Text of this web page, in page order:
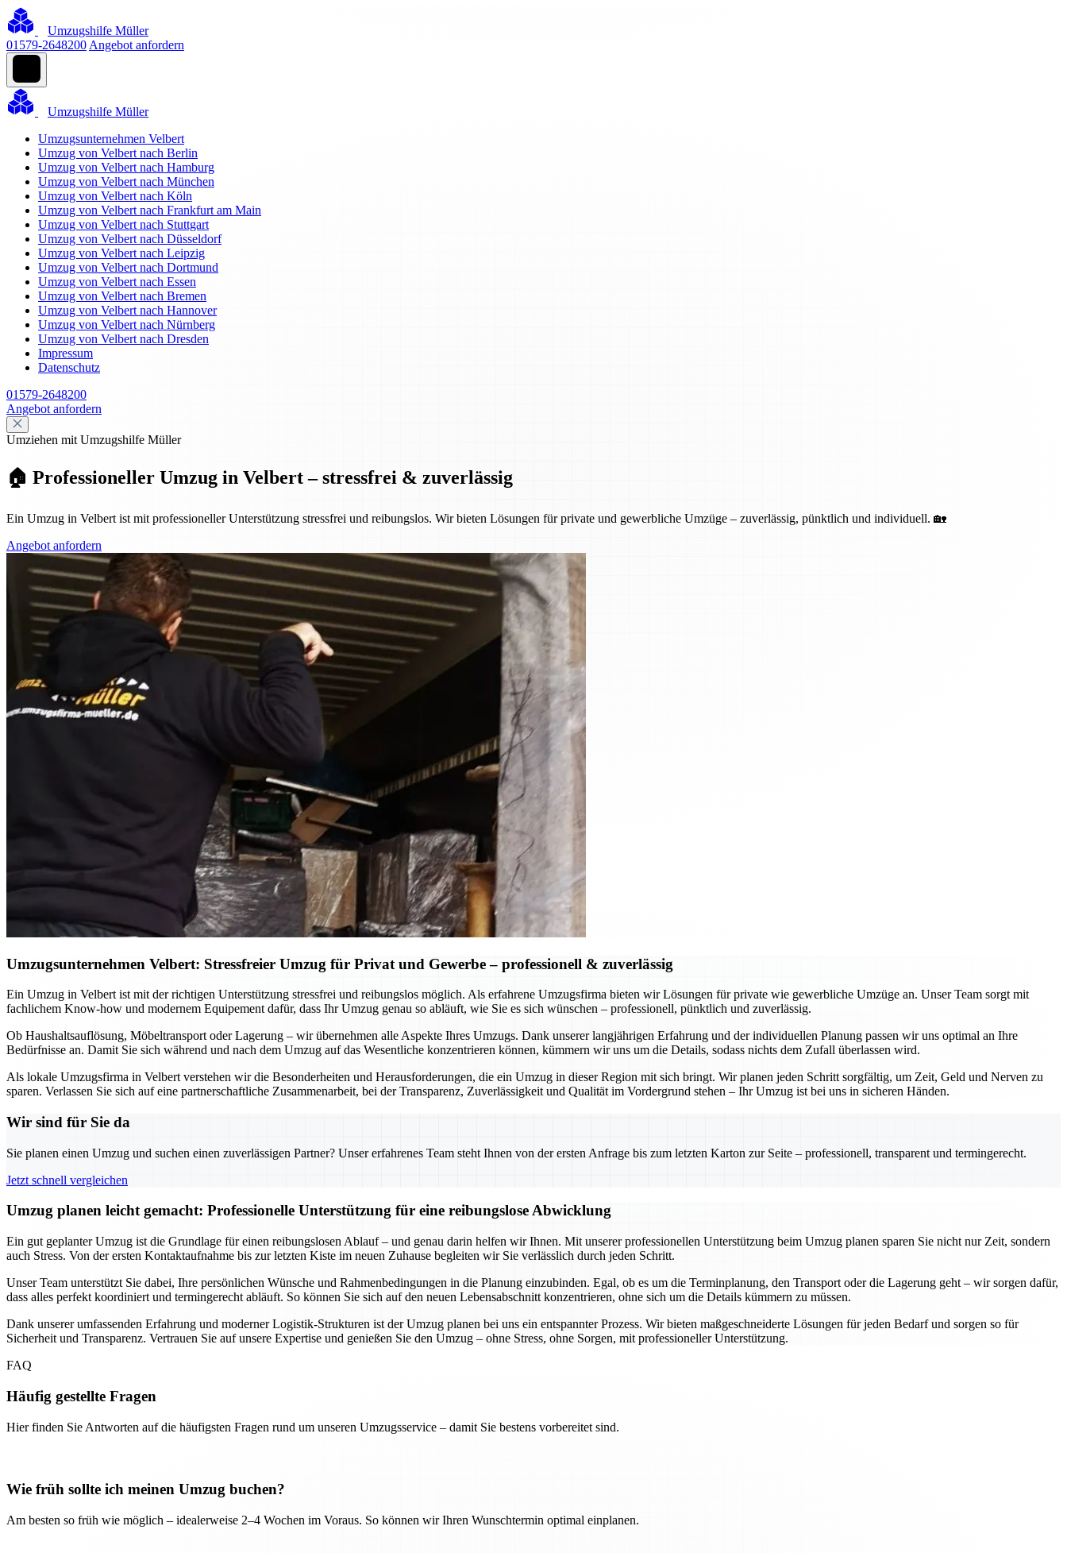
Umzugshilfe Müller
01579-2648200 Angebot anfordern
Umzugshilfe Müller
Umzugsunternehmen Velbert
Umzug von Velbert nach Berlin
Umzug von Velbert nach Hamburg
Umzug von Velbert nach München
Umzug von Velbert nach Köln
Umzug von Velbert nach Frankfurt am Main
Umzug von Velbert nach Stuttgart
Umzug von Velbert nach Düsseldorf
Umzug von Velbert nach Leipzig
Umzug von Velbert nach Dortmund
Umzug von Velbert nach Essen
Umzug von Velbert nach Bremen
Umzug von Velbert nach Hannover
Umzug von Velbert nach Nürnberg
Umzug von Velbert nach Dresden
Impressum
Datenschutz
01579-2648200
Angebot anfordern
Umziehen mit Umzugshilfe Müller
🏠 Professioneller Umzug in Velbert – stressfrei & zuverlässig
Ein Umzug in Velbert ist mit professioneller Unterstützung stressfrei und reibungslos. Wir bieten Lösungen für private und gewerbliche Umzüge – zuverlässig, pünktlich und individuell. 🏡
Angebot anfordern
Umzugsunternehmen Velbert: Stressfreier Umzug für Privat und Gewerbe – professionell & zuverlässig
Ein Umzug in Velbert ist mit der richtigen Unterstützung stressfrei und reibungslos möglich. Als erfahrene Umzugsfirma bieten wir Lösungen für private wie gewerbliche Umzüge an. Unser Team sorgt mit
fachlichem Know-how und modernem Equipement dafür, dass Ihr Umzug genau so abläuft, wie Sie es sich wünschen – professionell, pünktlich und zuverlässig.
Ob Haushaltsauflösung, Möbeltransport oder Lagerung – wir übernehmen alle Aspekte Ihres Umzugs. Dank unserer langjährigen Erfahrung und der individuellen Planung passen wir uns optimal an Ihre
Bedürfnisse an. Damit Sie sich während und nach dem Umzug auf das Wesentliche konzentrieren können, kümmern wir uns um die Details, sodass nichts dem Zufall überlassen wird.
Als lokale Umzugsfirma in Velbert verstehen wir die Besonderheiten und Herausforderungen, die ein Umzug in dieser Region mit sich bringt. Wir planen jeden Schritt sorgfältig, um Zeit, Geld und Nerven zu
sparen. Verlassen Sie sich auf eine partnerschaftliche Zusammenarbeit, bei der Transparenz, Zuverlässigkeit und Qualität im Vordergrund stehen – Ihr Umzug ist bei uns in sicheren Händen.
Wir sind für Sie da
Sie planen einen Umzug und suchen einen zuverlässigen Partner? Unser erfahrenes Team steht Ihnen von der ersten Anfrage bis zum letzten Karton zur Seite – professionell, transparent und termingerecht.
Jetzt schnell vergleichen
Umzug planen leicht gemacht: Professionelle Unterstützung für eine reibungslose Abwicklung
Ein gut geplanter Umzug ist die Grundlage für einen reibungslosen Ablauf – und genau darin helfen wir Ihnen. Mit unserer professionellen Unterstützung beim Umzug planen sparen Sie nicht nur Zeit, sondern
auch Stress. Von der ersten Kontaktaufnahme bis zur letzten Kiste im neuen Zuhause begleiten wir Sie verlässlich durch jeden Schritt.
Unser Team unterstützt Sie dabei, Ihre persönlichen Wünsche und Rahmenbedingungen in die Planung einzubinden. Egal, ob es um die Terminplanung, den Transport oder die Lagerung geht – wir sorgen dafür,
dass alles perfekt koordiniert und termingerecht abläuft. So können Sie sich auf den neuen Lebensabschnitt konzentrieren, ohne sich um die Details kümmern zu müssen.
Dank unserer umfassenden Erfahrung und moderner Logistik-Strukturen ist der Umzug planen bei uns ein entspannter Prozess. Wir bieten maßgeschneiderte Lösungen für jeden Bedarf und sorgen so für
Sicherheit und Transparenz. Vertrauen Sie auf unsere Expertise und genießen Sie den Umzug – ohne Stress, ohne Sorgen, mit professioneller Unterstützung.
FAQ
Häufig gestellte Fragen
Hier finden Sie Antworten auf die häufigsten Fragen rund um unseren Umzugsservice – damit Sie bestens vorbereitet sind.
Wie früh sollte ich meinen Umzug buchen?
Am besten so früh wie möglich – idealerweise 2–4 Wochen im Voraus. So können wir Ihren Wunschtermin optimal einplanen.